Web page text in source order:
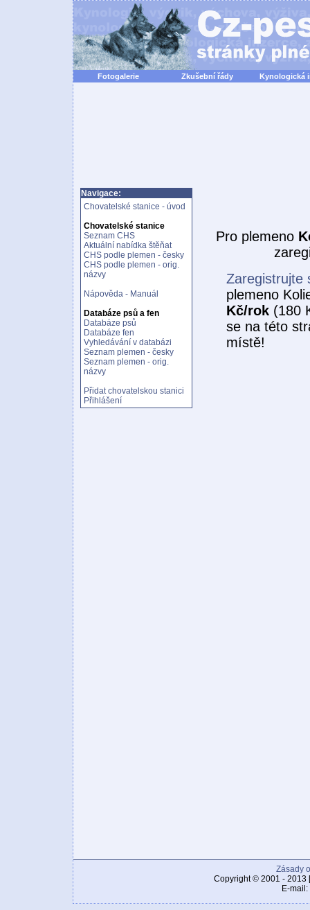
Fotogalerie Zkušební řády Kynologická
Navigace:
Chovatelské stanice - úvod
Chovatelské stanice
Seznam CHS
Aktuální nabídka štěňat
CHS podle plemen - česky
CHS podle plemen - orig.
názvy
Nápověda - Manuál
Databáze psů a fen
Databáze psů
Databáze fen
Vyhledávání v databázi
Seznam plemen - česky
Seznam plemen - orig.
názvy
Přidat chovatelskou stanici
Přihlášení
Pro plemeno
Zaregistrujte
plemeno
Kč/rok (180
se na této
místě!
Zásady
Copyright © 2001 - 2013
E-mail: